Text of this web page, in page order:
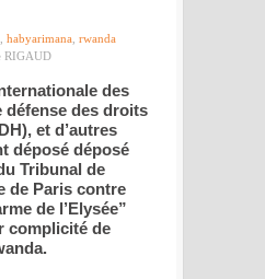
habyarimana rwanda
RIGAUD
des
défense des droits
et d’autres
déposé déposé
Tribunal de
de Paris contre
de l’Elysée”
complicité de